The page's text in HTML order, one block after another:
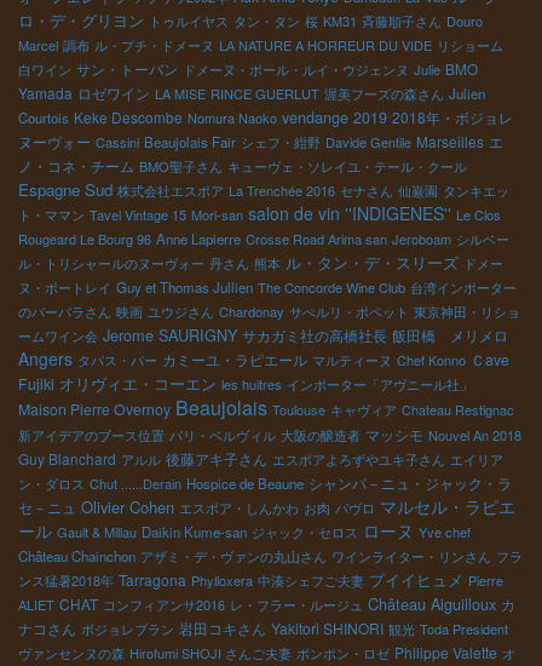
ロ・デ・グリヨン トゥルイヤス タン・タン 桜 KM31 斉藤順子さん Douro
Marcel 調布 ル・プチ・ドメーヌ LA NATURE A HORREUR DU VIDE リショーム
白ワイン サン・トーバン ドメーヌ・ポール・ルイ・ウジェンヌ Julie BMO
Yamada ロゼワイン LA MISE RINCE GUERLUT 渥美フーズの森さん Julien
Courtois Keke Descombe Nomura Naoko vendange 2019 2018年・ボジョレ
ヌーヴォー Cassini Beaujolais Fair シェフ・紺野 Davide Gentile Marseilles エ
ノ・コネ・チーム BMO聖子さん キューヴェ・ソレイユ・テール・クール
Espagne Sud 株式会社エスポア La Trenchée 2016 セナさん 仙巌園 タンキエッ
ト・ママン Tavel Vintage 15 Mori-san salon de vin ''INDIGENES'' Le Clos
Rougeard Le Bourg 96 Anne Lapierre Crosse Road Arima san Jeroboam シルベー
ル・トリシャールのヌーヴォー 丹さん 熊本 ル・タン・デ・スリーズ ドメー
ヌ・ボートレイ Guy et Thomas Jullien The Concorde Wine Club 台湾インポーター
のバーバラさん 映画 ユウジさん Chardonay サぺルリ・ポペット 東京神田・リショ
ームワイン会 Jerome SAURIGNY サカガミ社の高橋社長 飯田橋 メリメロ
Angers タパス・バー カミーユ・ラピエール マルティーヌ Chef Konno Ｃave
Fujiki オリヴィエ・コーエン les huitres インポーター「アヴニール社」
Maison Pierre Overnoy Beaujolais Toulouse キャヴィア Chateau Restignac
新アイデアのブース位置 パリ・ベルヴィル 大阪の醸造者 マッシモ Nouvel An 2018
Guy Blanchard アルル 後藤アキ子さん エスポアよろずやユキ子さん エイリア
ン・ダロス Chut ......Derain Hospice de Beaune シャンパ－ニュ・ジャック・ラ
セ－ニュ Olivier Cohen エスポア・しんかわ お肉 パヴロ マルセル・ラピエ
ール Gault & Millau Daikin Kume-san ジャック・セロス ローヌ Yve chef
Château Chainchon アザミ・デ・ヴァンの丸山さん ワインライター・リンさん フラ
ンス猛暑2018年 Tarragona Phylloxera 中湊シェフご夫妻 プイイヒュメ Pierre
ALIET CHAT コンフィアンサ2016 レ・フラー・ルージュ Château Aiguilloux カ
ナコさん ボジョレブラン 岩田コキさん Yakitori SHINORI 観光 Toda President
ヴァンセンヌの森 Hirofumi SHOJI さんご夫妻 ポンポン・ロゼ Philippe Valette オ